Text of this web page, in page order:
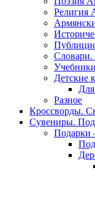
Религия
Словари.
Детские
Разное
Кроссворды.
Сувениры.
Подарки